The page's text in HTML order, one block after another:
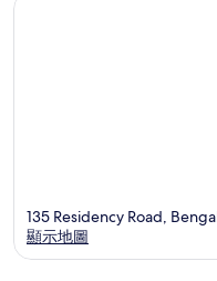
135 Residency Road,
顯示地圖